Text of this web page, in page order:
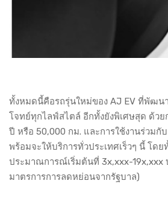
ทั้งหมดนี้คือรถรุ่นใหม่ของ AJ EV ที่พัฒน
โจทย์ทุกไลฟ์สไตล์ อีกทั้งยังพิเศษสุด ด้วย
ปี หรือ 50,000 กม. และการใช้งานร่วมกั
พร้อมจะให้บริการทั่วประเทศเร็วๆ นี้ โดย
ประมาณการณ์เริ่มต้นที่ 3x,xxx-19x,xxx
มาตรการการลดหย่อนจากรัฐบาล)